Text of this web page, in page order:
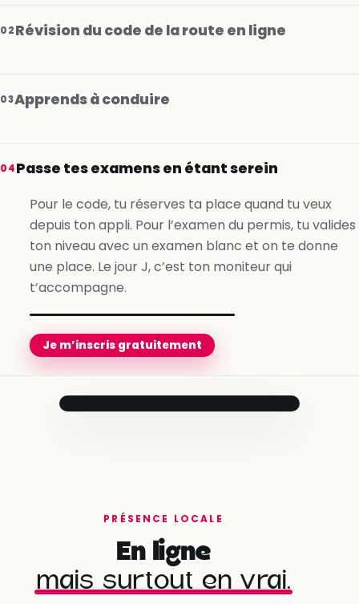
02Révision du code de la route en ligne
03Apprends à conduire
Je m’inscris gratuitement
04Passe tes examens en étant serein
Pour le code, tu réserves ta place quand tu veux
depuis ton appli. Pour l’examen du permis, tu valides
ton niveau avec un examen blanc et on te donne
une place. Le jour J, c’est ton moniteur qui
t’accompagne.
Je m’inscris gratuitement
avec ton conseiller
Programme personnalisé
prêt à démarrer
✓
Martial· Antibes
★ 4,9 · 1 480 leçons réalisées
PRÉSENCE LOCALE
En ligne
mais surtout en vrai.